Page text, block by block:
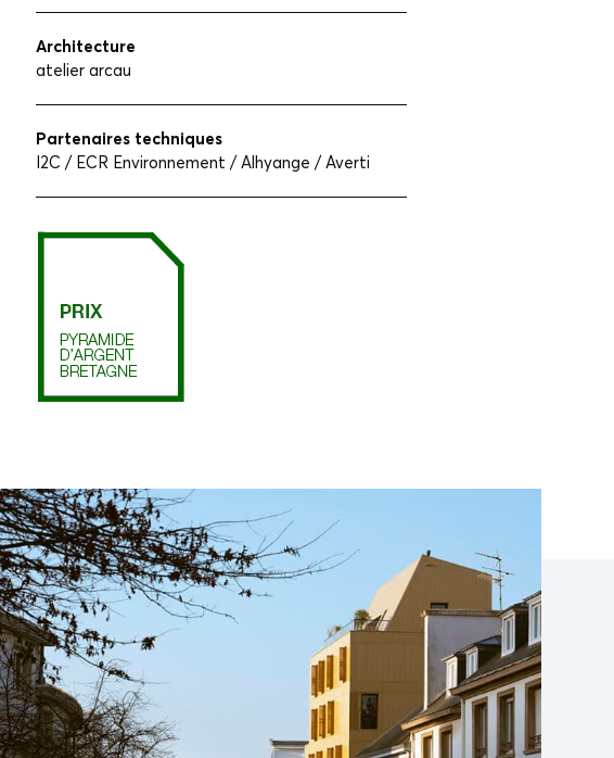
Architecture
atelier arcau
Partenaires techniques
I2C / ECR Environnement / Alhyange / Averti